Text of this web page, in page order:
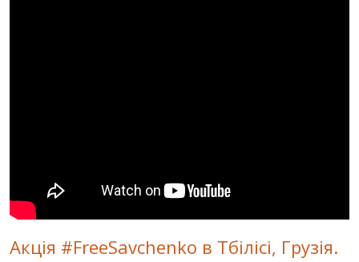
ПУБЛІЧНІ ЛЮДИ
РОСІЙСЬКО-УКРАЇНСЬКА ВІЙНА
"WINTER ON FIRE"
Акція #FreeSavchenko в Тбілісі, Грузія.